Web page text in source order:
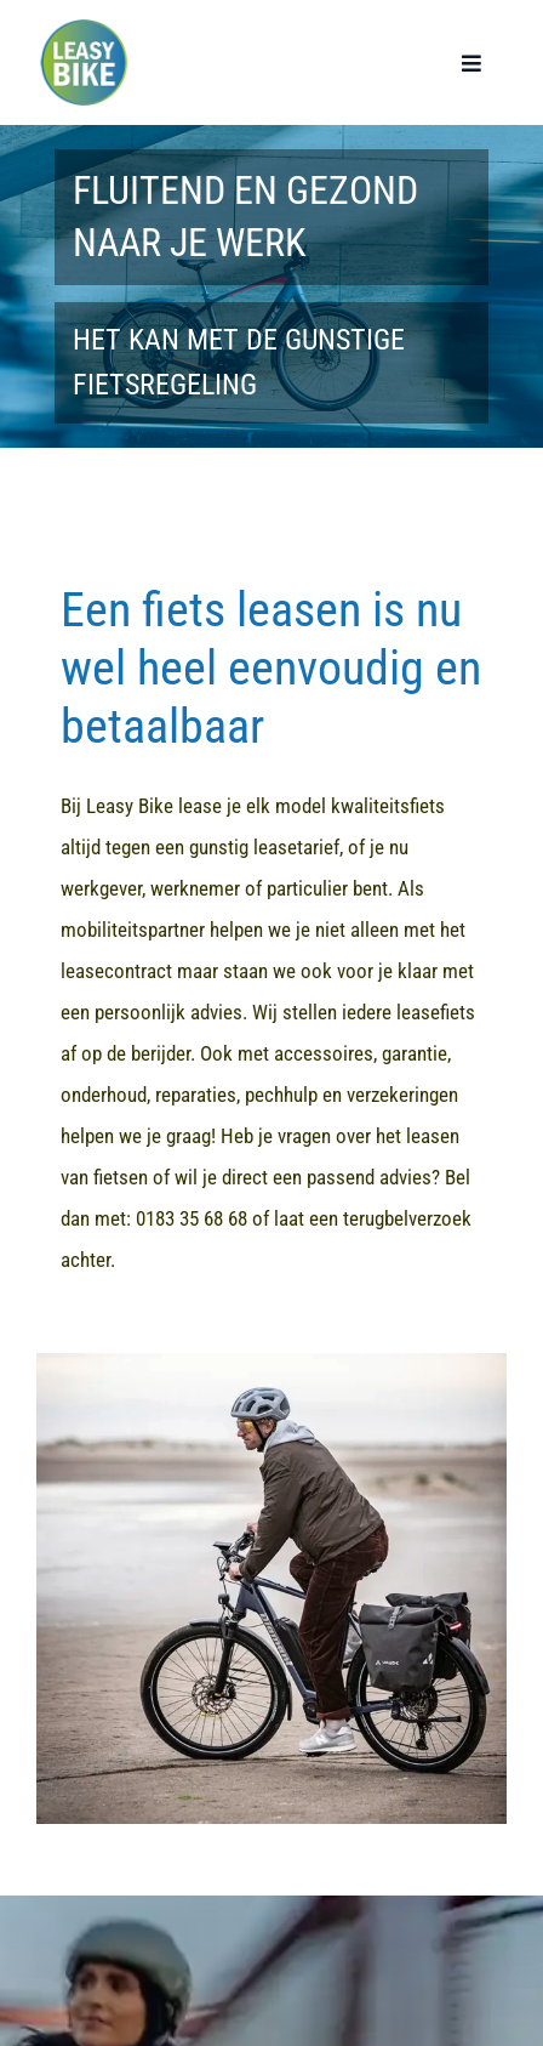
Toggle
Home
Werknemers
Werkgevers
Privé lease
Modellen
Contact
FLUITEND EN GEZOND
NAAR JE WERK
HET KAN MET DE GUNSTIGE
FIETSREGELING
Een fiets leasen is nu
wel heel eenvoudig en
betaalbaar
Bij Leasy Bike lease je elk model kwaliteitsfiets
altijd tegen een gunstig leasetarief, of je nu
werkgever, werknemer of particulier bent. Als
mobiliteitspartner helpen we je niet alleen met het
leasecontract maar staan we ook voor je klaar met
een persoonlijk advies. Wij stellen iedere leasefiets
af op de berijder. Ook met accessoires, garantie,
onderhoud, reparaties, pechhulp en verzekeringen
helpen we je graag! Heb je vragen over het leasen
van fietsen of wil je direct een passend advies? Bel
dan met: 0183 35 68 68of laat een terugbelverzoek
achter.